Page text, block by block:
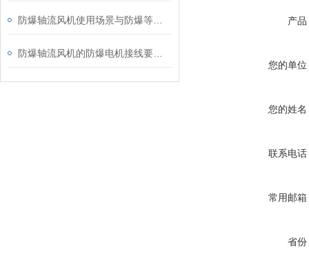
产品
您的单位
您的姓名
联系电话
常用邮箱
省份